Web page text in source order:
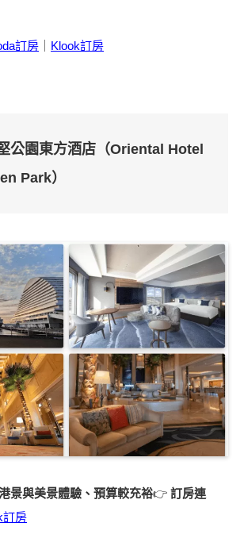
訂房 Klook訂房
公園東方酒店（Oriental Hotel
Park）
景與美景體驗、預算較充裕👉 訂房連
訂房